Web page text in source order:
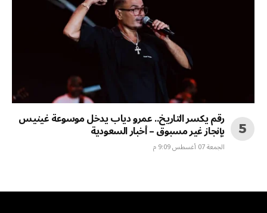
رقم يكسر التاريخ.. عمرو دياب يدخل موسوعة غينيس
بإنجاز غير مسبوق – أخبار السعودية
الجمعة 07 أغسطس 9:09 م